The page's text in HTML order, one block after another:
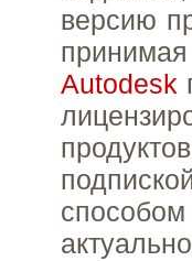
версию
Autodesk